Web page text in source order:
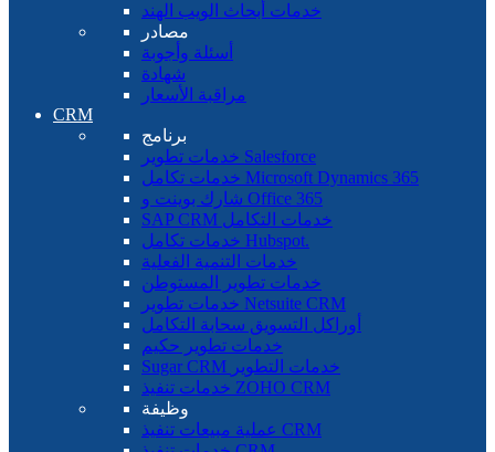
خدمات أبحاث الويب الهند
مصادر
أسئلة وأجوبة
شهادة
مراقبة الأسعار
CRM
برنامج
خدمات تطوير Salesforce
خدمات تكامل Microsoft Dynamics 365
شارك بوينت و Office 365
SAP CRM خدمات التكامل
خدمات تكامل Hubspot.
خدمات التنمية الفعلية
خدمات تطوير المستوطن
خدمات تطوير Netsuite CRM
أوراكل التسويق سحابة التكامل
خدمات تطوير حكيم
Sugar CRM خدمات التطوير
خدمات تنفيذ ZOHO CRM
وظيفة
عملية مبيعات تنفيذ CRM